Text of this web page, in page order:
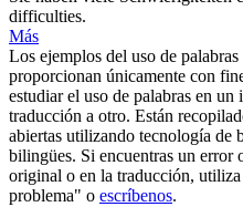
difficulties.
Más
Los ejemplos del uso de
proporcionan únicamente con
estudiar el uso de palabras en
traducción a otro. Están
abiertas utilizando tecnología de
bilingües. Si encuentras un error
original o en la traducción,
problema" o escríbenos.